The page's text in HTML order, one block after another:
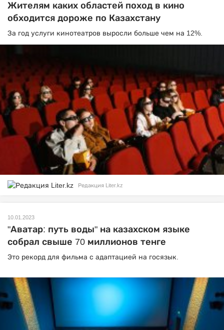
Жителям каких областей поход в кино
обходится дороже по Казахстану
За год услуги кинотеатров выросли больше чем на 12%.
Редакция Liter.kz
10.01.2023
"Аватар: путь воды" на казахском языке
собрал свыше 70 миллионов тенге
Это рекорд для фильма с адаптацией на госязык.